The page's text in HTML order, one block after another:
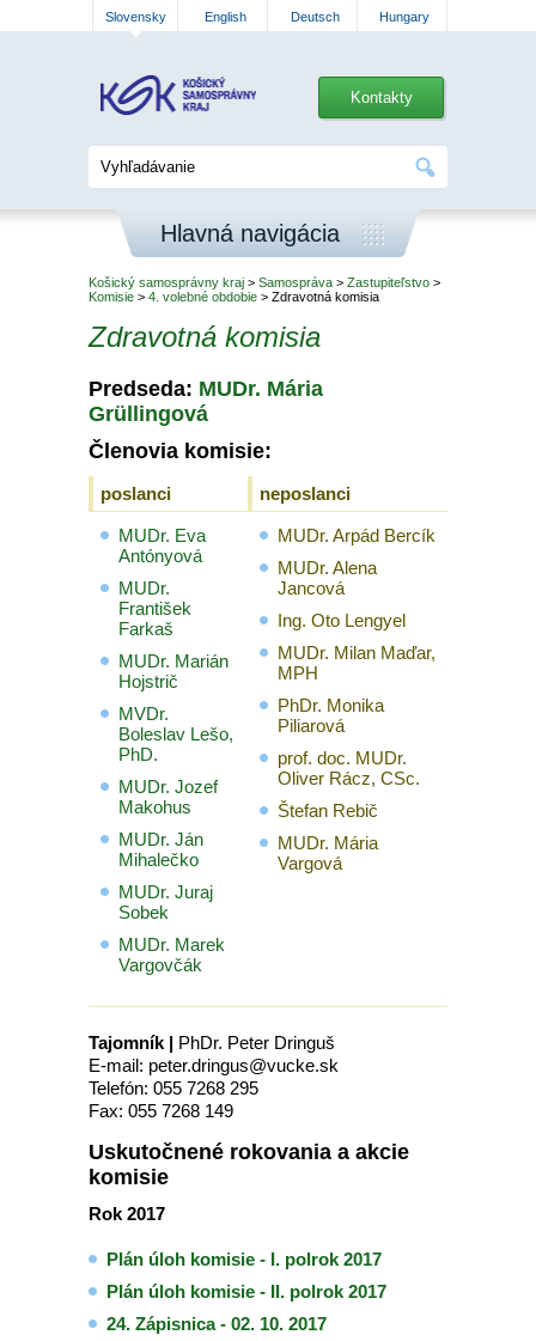
Slovensky English Deutsch Hungary
Kontakty
Hlavná navigácia
Košický samosprávny kraj > Samospráva > Zastupiteľstvo >
Komisie > 4. volebné obdobie > Zdravotná komisia
Zdravotná komisia
Predseda: MUDr. Mária
Grüllingová
Členovia komisie:
poslanci neposlanci
MUDr. Eva
Antónyová
MUDr.
František
Farkaš
MUDr. Marián
Hojstrič
MVDr.
Boleslav Lešo,
PhD.
MUDr. Jozef
Makohus
MUDr. Ján
Mihalečko
MUDr. Juraj
Sobek
MUDr. Marek
Vargovčák
MUDr. Arpád Bercík
MUDr. Alena
Jancová
Ing. Oto Lengyel
MUDr. Milan Maďar,
MPH
PhDr. Monika
Piliarová
prof. doc. MUDr.
Oliver Rácz, CSc.
Štefan Rebič
MUDr. Mária
Vargová
Tajomník | PhDr. Peter Dringuš
E-mail: peter.dringus@vucke.sk
Telefón: 055 7268 295
Fax: 055 7268 149
Uskutočnené rokovania a akcie
komisie
Rok 2017
Plán úloh komisie - I. polrok 2017
Plán úloh komisie - II. polrok 2017
24. Zápisnica - 02. 10. 2017